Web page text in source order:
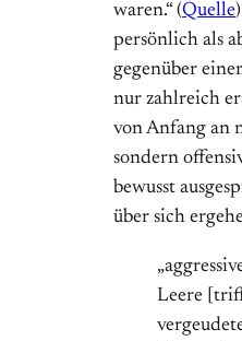
waren.“ (Quelle
persönlich als
gegenüber
nur zahlreich
von Anfang an
sondern
bewusst
über sich
Leere